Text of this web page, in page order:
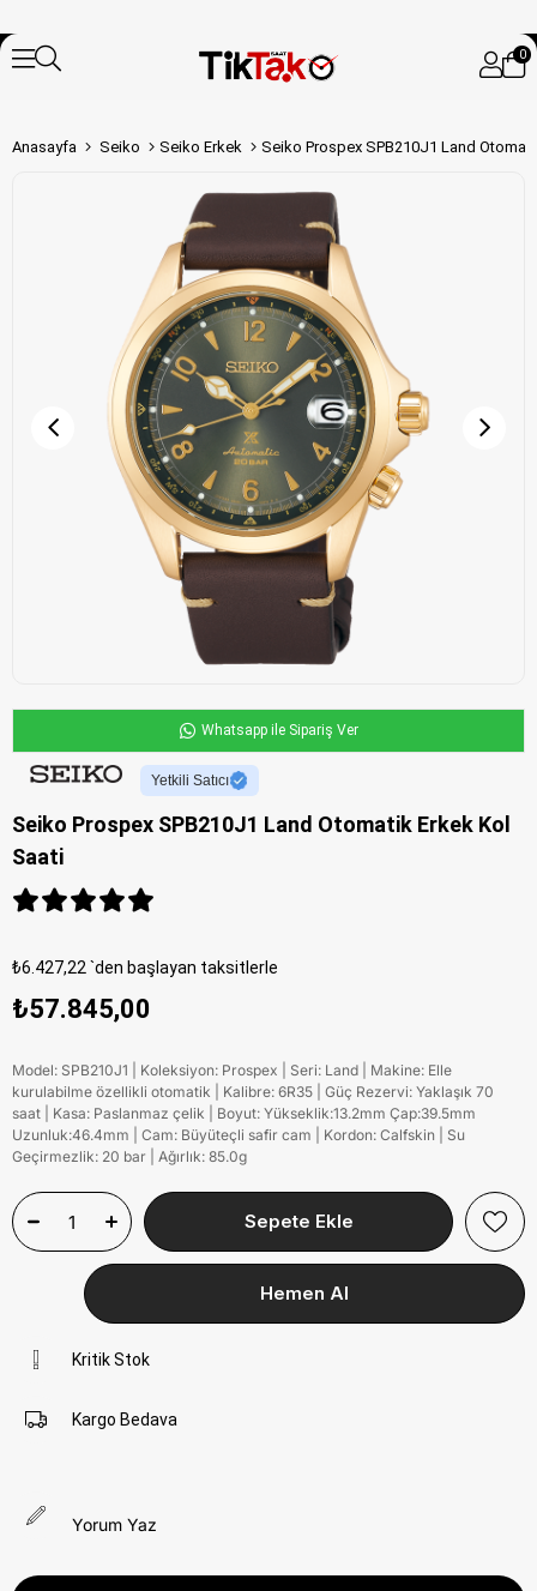
0
Anasayfa Seiko Seiko Erkek Seiko Prospex SPB210J1 Land
Whatsapp ile Sipariş Ver
Yetkili Satıcı
Seiko Prospex SPB210J1 Land Otomatik Erkek Kol
Saati
₺6.427,22 `den başlayan taksitlerle
₺57.845,00
Model: SPB210J1 | Koleksiyon: Prospex | Seri: Land | Makine: Elle
kurulabilme özellikli otomatik | Kalibre: 6R35 | Güç Rezervi: Yaklaşık 70
saat | Kasa: Paslanmaz çelik | Boyut: Yükseklik:13.2mm Çap:39.5mm
Uzunluk:46.4mm | Cam: Büyüteçli safir cam | Kordon: Calfskin | Su
Geçirmezlik: 20 bar | Ağırlık: 85.0g
Kritik Stok
Kargo Bedava
Yorum Yaz